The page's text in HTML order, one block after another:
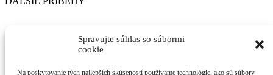
Spravujte súhlas so súbormi
cookie
Na poskytovanie tých najlepších skúseností používame technológie, ako sú súbory
Volkswagen Golf a T-Roc: Nový full hybrid!